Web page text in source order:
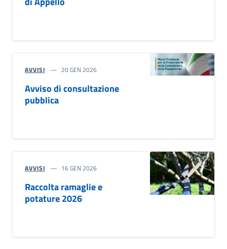
AVVISI 20 GEN 2026
Avviso di consultazione
pubblica
AVVISI 16 GEN 2026
Raccolta ramaglie e
potature 2026